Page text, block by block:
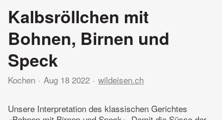
Kalbsröllchen mit
Bohnen, Birnen und
Speck
Kochen Aug 18 2022 wildeisen.ch
Unsere Interpretation des klassischen Gerichtes